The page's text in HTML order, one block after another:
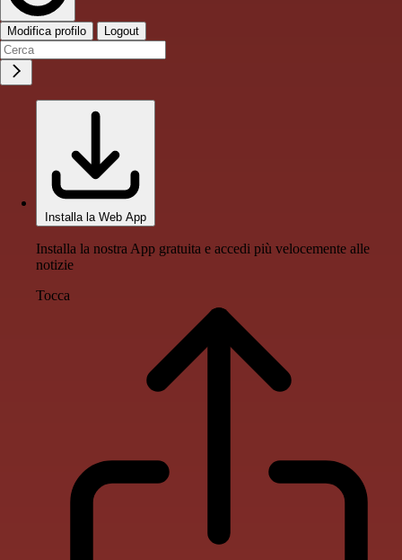
Modifica profilo Logout
Installa la Web App
Installa la nostra App gratuita e accedi più velocemente alle
notizie
Tocca